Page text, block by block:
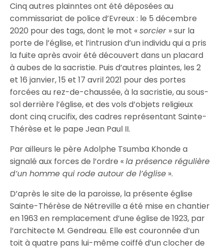
Cinq autres plainntes ont été déposées au
commissariat de police d’Evreux : le 5 décembre
2020 pour des tags, dont le mot «sorcier » sur la
porte de l’église, et l’intrusion d’un individu qui a pris
la fuite après avoir été découvert dans un placard
à aubes de la sacristie. Puis d’autres plaintes, les 2
et 16 janvier, 15 et 17 avril 2021 pour des portes
forcées au rez-de-chaussée, à la sacristie, au sous-
sol derrière l’église, et des vols d’objets religieux
dont cinq crucifix, des cadres représentant Sainte-
Thérèse et le pape Jean Paul II.
Par ailleurs le père Adolphe Tsumba Khonde a
signalé aux forces de l’ordre «la présence régulière
d’un homme qui rode autour de l’église ».
D’après le site de la paroisse, la présente église
Sainte-Thérèse de Nétreville a été mise en chantier
en 1963 en remplacement d’une église de 1923, par
l’architecte M. Gendreau. Elle est couronnée d’un
toit à quatre pans lui-même coiffé d’un clocher de